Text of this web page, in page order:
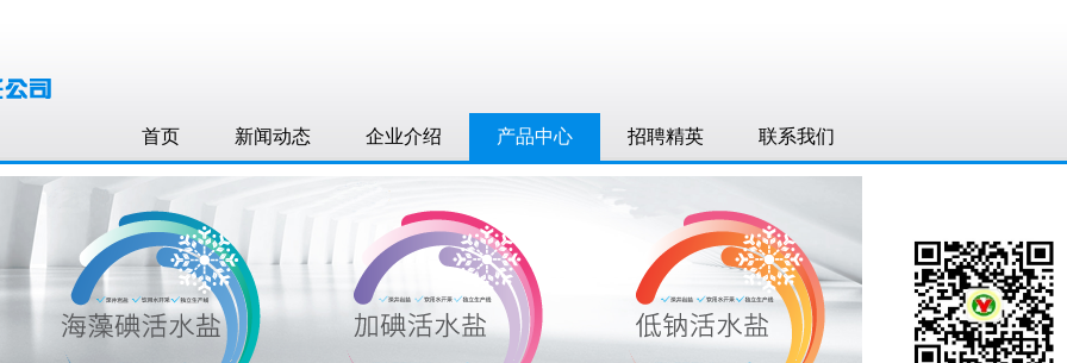
首页 新闻动态 企业介绍 产品中心 招聘精英 联系我们